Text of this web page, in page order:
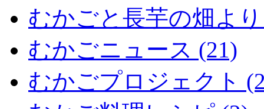
むかごと長芋の畑よ
むかごニュース (21)
むかごプロジェクト